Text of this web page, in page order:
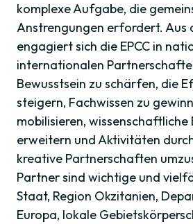
komplexe Aufgabe, die
Anstrengungen erfordert. Aus
engagiert sich die EPCC in
internationalen
Bewusstsein zu schärfen, die
steigern, Fachwissen zu
mobilisieren, wissenschaftliche
erweitern und Aktivitäten
kreative Partnerschaften
Partner sind wichtige und
Staat, Region Okzitanien,
Europa, lokale